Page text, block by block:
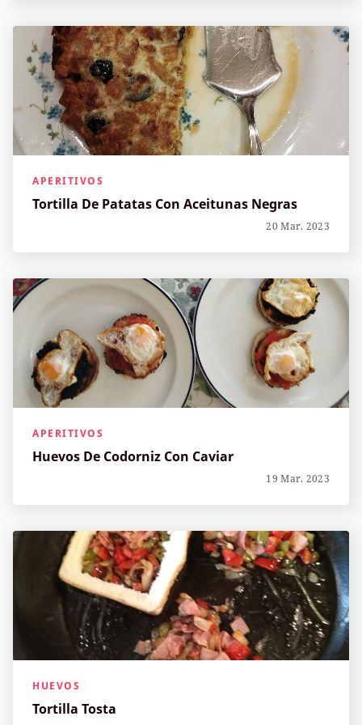
APERITIVOS
Tortilla De Patatas Con Aceitunas Negras
20 Mar, 2023
APERITIVOS
Huevos De Codorniz Con Caviar
19 Mar, 2023
HUEVOS
Tortilla Tosta